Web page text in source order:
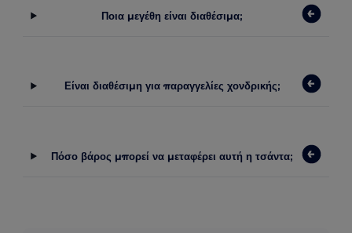
Ποια μεγέθη είναι διαθέσιμα;
Είναι διαθέσιμη για παραγγελίες χονδρικής;
Πόσο βάρος μπορεί να μεταφέρει αυτή η τσάντα;